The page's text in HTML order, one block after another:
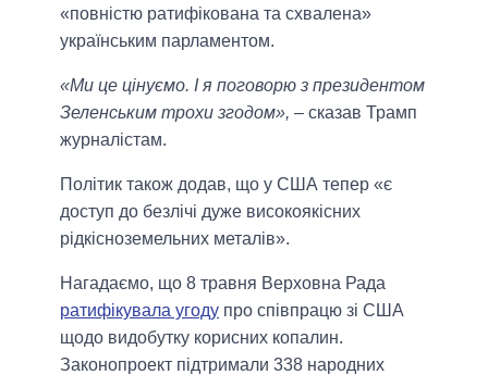
«повністю ратифікована та схвалена»
українським парламентом.
«Ми це цінуємо. І я поговорю з президентом
Зеленським трохи згодом», – сказав Трамп
журналістам.
Політик також додав, що у США тепер «є
доступ до безлічі дуже високоякісних
рідкісноземельних металів».
Нагадаємо, що 8 травня Верховна Рада
ратифікувала угоду про співпрацю зі США
щодо видобутку корисних копалин.
Законопроект підтримали 338 народних